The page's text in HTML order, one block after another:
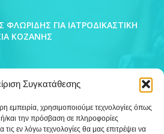
Συγκατάθεσης
εμπειρία, χρησιμοποιούμε τεχνολογίες όπως
και την πρόσβαση σε πληροφορίες
εν λόγω τεχνολογίες θα μας επιτρέψει να
ΦΛΩΡΙΔΗΣ ΓΙΑ ΙΑΤΡΟΔΙΚΑΣΤΙΚΗ
ΚΟΖΑΝΗΣ
4438